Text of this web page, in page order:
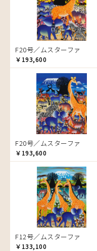
かくれんぼ
家族-親子
カシューナッツの木
カップル
カバ
カメ
カメレオン
木
キリン
キリマンジャロ
孔雀
サイ
魚の群れ
桜
サル
シマウマ
ゾウ
タンザニア
タンザニアの女性
アブダラ
アマニ
アミナータ
アリー
アルバー
イッサ
イディー
エミリアス
エレナ
オマリー
シャバーニ
ジャリブーニ
スフィアー二
ズベリ
スライディ（スラ
ゼナ
セフ
マブサ
マリキータ
マルチナ
マワゾ
マングラ
ミムス
ムクラ
ムクンバ
ムスターファ
ムチサ
ムッサ
ムブカ
ムロペ
ムワツカ
ムワメディ
ラシディ
ルーカス
ルブニ
レイモンド
ロジャー
F20号／ムスターファ
￥193,600
F20号／ムスターファ
￥193,600
F12号／ムスターファ
￥133,100